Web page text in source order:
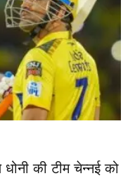
की टीम चेन्नई को